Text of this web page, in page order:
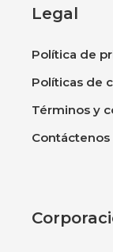
Legal
Política de
Políticas de
Términos y
Contáctenos